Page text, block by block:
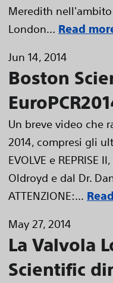
Meredith nell'ambito
London... Read
Jun 14, 2014
Boston
Un breve video che
2014, compresi gli
EVOLVE e REPRISE
Oldroyd e dal Dr.
ATTENZIONE:...
May 27, 2014
La Valvola
Scientific